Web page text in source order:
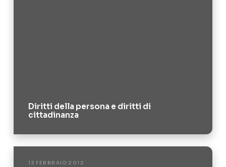
Diritti della persona e diritti di
cittadinanza
13 FEBBRAIO 2012